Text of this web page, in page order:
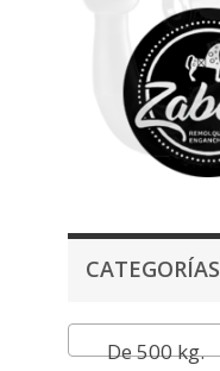
CATEGORÍAS
De 500 kg.